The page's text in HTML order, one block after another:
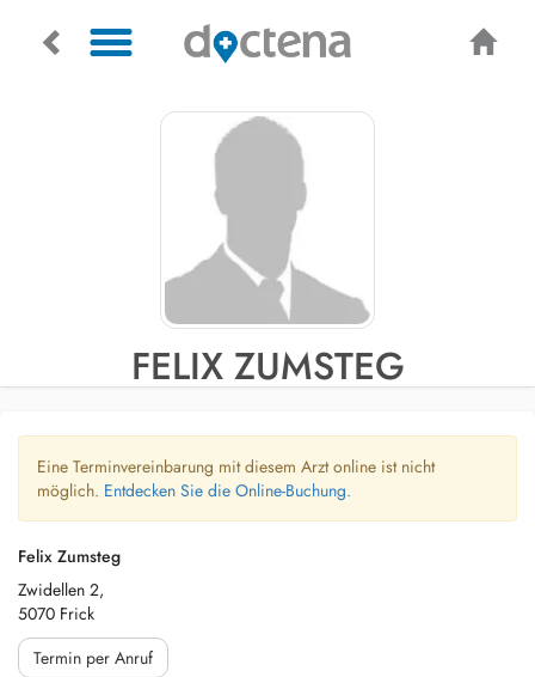
FELIX ZUMSTEG
Eine Terminvereinbarung mit diesem Arzt online ist nicht
möglich. Entdecken Sie die Online-Buchung.
Felix Zumsteg
Zwidellen 2,
5070 Frick
Termin per Anruf